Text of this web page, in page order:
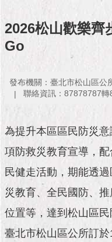
民
服
務
市
府
團
隊
政
公
告
施
願
2026松山歡樂齊
Go
發布機關：臺北市松山區公
聯絡資訊：87878787轉
為提升本區區民防災
項防救災教育宣導，
民健走活動，期能透
災教育、全民國防、
位置等，達到松山區民
臺北市松山區公所訂